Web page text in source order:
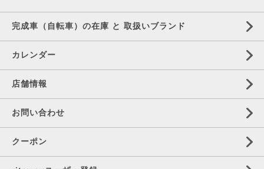
完成車（自転車）の在庫 と 取扱いブランド
カレンダー
店舗情報
お問い合わせ
クーポン